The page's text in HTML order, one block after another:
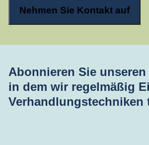
Abonnieren Sie unseren
in dem wir regelmäßig
Verhandlungstechniken